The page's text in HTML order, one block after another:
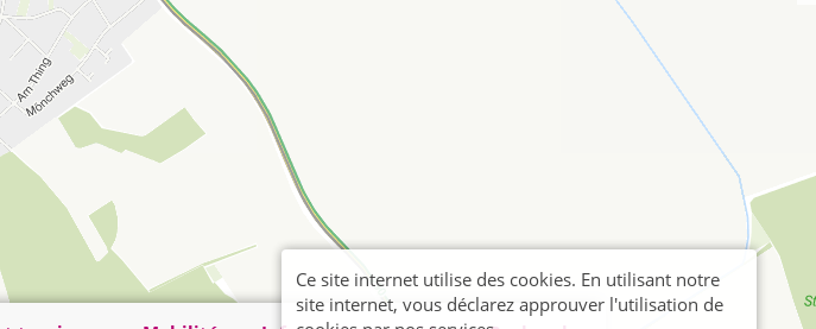
Ce site internet utilise des cookies. En utilisant notre
site internet, vous déclarez approuver l'utilisation de